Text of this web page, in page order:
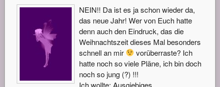
NEIN!! Da ist es ja schon wieder da,
das neue Jahr! Wer von Euch hatte
denn auch den Eindruck, das die
Weihnachtszeit dieses Mal besonders
schnell an mir
vorüberraste? Ich
hatte noch so viele Pläne, ich bin doch
noch so jung (?) !!!
Ich wollte: Ausgiebiges